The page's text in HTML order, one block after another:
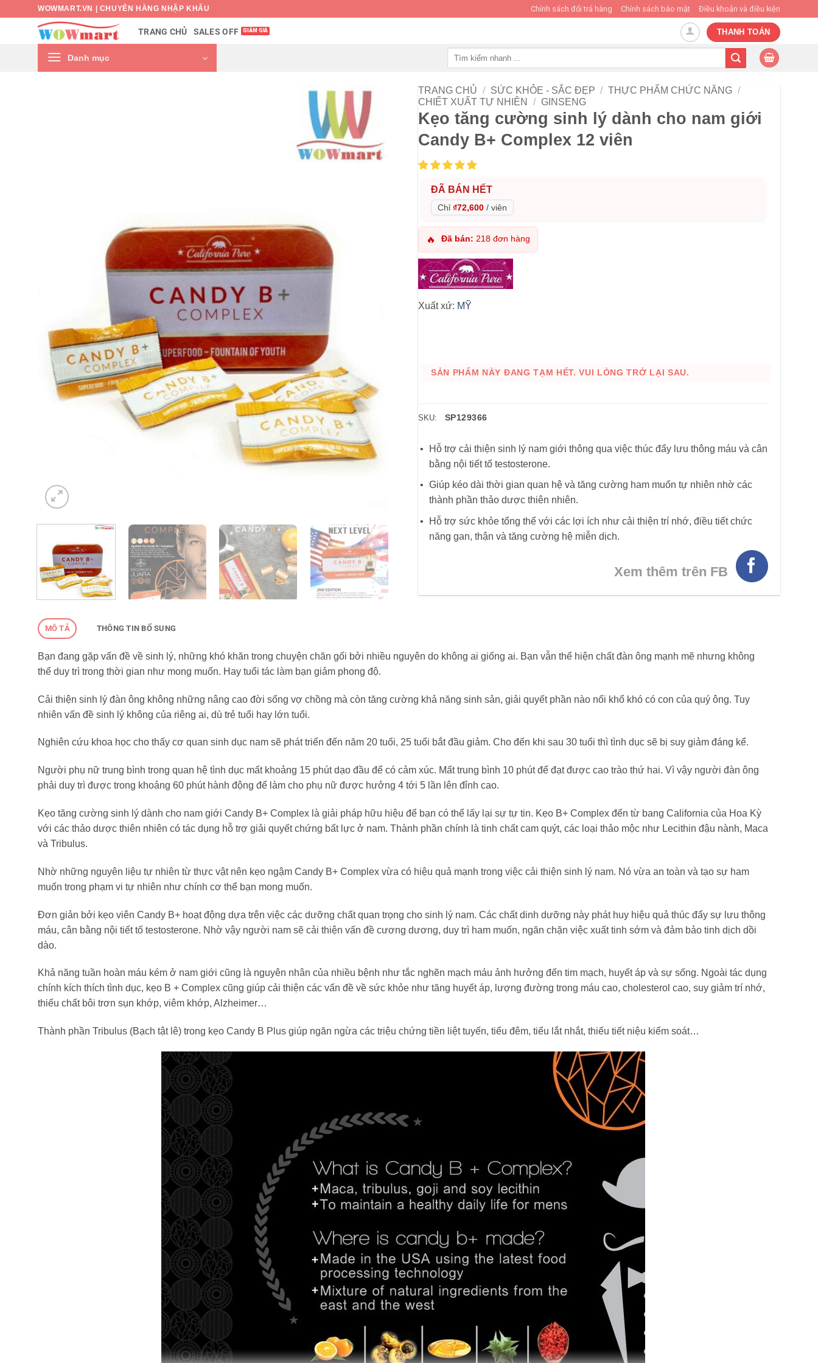
WOWMART.VN | CHUYÊN HÀNG NHẬP KHẨU Chính sách đổi trả hàng Chính sách bảo mật Điều khoản và điều kiện
TRANG CHỦ SALES OFF THANH TOÁN
Danh mục
TRANG CHỦ / SỨC KHỎE - SẮC ĐẸP / THỰC PHẨM CHỨC NĂNG /
CHIẾT XUẤT TỰ NHIÊN
/ GINSENG
Kẹo tăng cường sinh lý dành cho nam giới
Candy B+ Complex 12 viên
ĐÃ BÁN HẾT
Chỉ ₫72,600 / viên
🔥 Đã bán: 218 đơn hàng
Xuất xứ: MỸ
SẢN PHẨM NÀY ĐANG TẠM HẾT. VUI LÒNG TRỞ LẠI SAU.
SKU: SP129366
Hỗ trợ cải thiện sinh lý nam giới thông qua việc thúc đẩy lưu thông máu và cân
bằng nội tiết tố testosterone.
Giúp kéo dài thời gian quan hệ và tăng cường ham muốn tự nhiên nhờ các
thành phần thảo dược thiên nhiên.
Hỗ trợ sức khỏe tổng thể với các lợi ích như cải thiện trí nhớ, điều tiết chức
năng gan, thận và tăng cường hệ miễn dịch.
Xem thêm trên FB
MÔ TẢ THÔNG TIN BỔ SUNG
Bạn đang gặp vấn đề về sinh lý, những khó khăn trong chuyện chăn gối bởi nhiều nguyên do không ai giống ai. Bạn vẫn thể hiện chất đàn ông mạnh mẽ nhưng không
thể duy trì trong thời gian như mong muốn. Hay tuổi tác làm bạn giảm phong độ.
Cải thiện sinh lý đàn ông không những nâng cao đời sống vợ chồng mà còn tăng cường khả năng sinh sản, giải quyết phần nào nổi khổ khó có con của quý ông. Tuy
nhiên vấn đề sinh lý không của riêng ai, dù trẻ tuổi hay lớn tuổi.
Nghiên cứu khoa học cho thấy cơ quan sinh dục nam sẽ phát triển đến năm 20 tuổi, 25 tuổi bắt đầu giảm. Cho đến khi sau 30 tuổi thì tình dục sẽ bị suy giảm đáng kể.
Người phụ nữ trung bình trong quan hệ tình dục mất khoảng 15 phút dạo đầu để có cảm xúc. Mất trung bình 10 phút để đạt được cao trào thứ hai. Vì vậy người đàn ông
phải duy trì được trong khoảng 60 phút hành động để làm cho phụ nữ được hưởng 4 tới 5 lần lên đỉnh cao.
Kẹo tăng cường sinh lý dành cho nam giới Candy B+ Complex là giải pháp hữu hiệu để bạn có thể lấy lại sự tự tin. Kẹo B+ Complex đến từ bang California của Hoa Kỳ
với các thảo dược thiên nhiên có tác dụng hỗ trợ giải quyết chứng bất lực ở nam. Thành phần chính là tinh chất cam quýt, các loại thảo mộc như Lecithin đậu nành, Maca
và Tribulus.
Nhờ những nguyên liệu tự nhiên từ thực vật nên kẹo ngậm Candy B+ Complex vừa có hiệu quả mạnh trong việc cải thiện sinh lý nam. Nó vừa an toàn và tạo sự ham
muốn trong phạm vi tự nhiên như chính cơ thể bạn mong muốn.
Đơn giản bởi kẹo viên Candy B+ hoạt động dựa trên việc các dưỡng chất quan trọng cho sinh lý nam. Các chất dinh dưỡng này phát huy hiệu quả thúc đẩy sự lưu thông
máu, cân bằng nội tiết tố testosterone. Nhờ vậy người nam sẽ cải thiện vấn đề cương dương, duy trì ham muốn, ngăn chặn việc xuất tinh sớm và đảm bảo tinh dịch dồi
dào.
Khả năng tuần hoàn máu kém ở nam giới cũng là nguyên nhân của nhiều bệnh như tắc nghẽn mạch máu ảnh hưởng đến tim mạch, huyết áp và sự sống. Ngoài tác dụng
chính kích thích tình dục, kẹo B + Complex cũng giúp cải thiện các vấn đề về sức khỏe như tăng huyết áp, lượng đường trong máu cao, cholesterol cao, suy giảm trí nhớ,
thiếu chất bôi trơn sụn khớp, viêm khớp, Alzheimer…
Thành phần Tribulus (Bạch tật lê) trong kẹo Candy B Plus giúp ngăn ngừa các triệu chứng tiền liệt tuyến, tiểu đêm, tiểu lắt nhắt, thiếu tiết niệu kiểm soát…